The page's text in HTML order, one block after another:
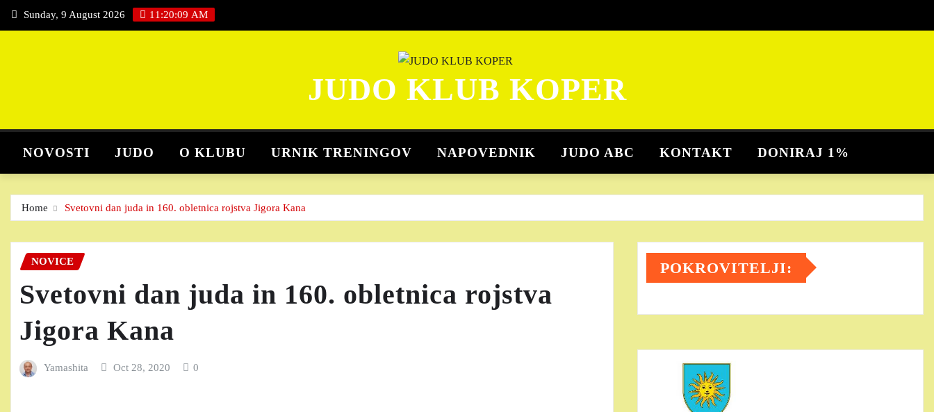
Skip
Sunday, 9 August 2026 11:20:10 AM
JUDO KLUB KOPER
NOVOSTI JUDO O KLUBU URNIK TRENINGOV NAPOVEDNIK JUDO ABC KONTAKT DONIRAJ 1%
Home Svetovni dan juda in 160. obletnica rojstva Jigora Kana
NOVICE
Svetovni dan juda in 160. obletnica rojstva
Jigora Kana
Yamashita Oct 28, 2020 0
POKROVITELJI: